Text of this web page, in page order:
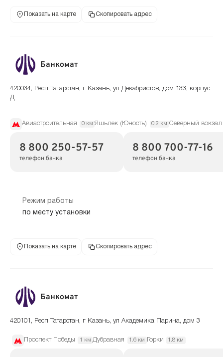
Показать на карте Скопировать адрес
Банкомат
420034, Респ Татарстан, г Казань, ул Декабристов, дом 133, корпус
Д
Авиастроительная 0 км Яшьлек (Юность) 0.2 км Северный вокзал
8 800 250-57-57
телефон банка
8 800 700-77-16
телефон банка
Режим работы
по месту установки
Показать на карте Скопировать адрес
Банкомат
420101, Респ Татарстан, г Казань, ул Академика Парина, дом 3
Проспект Победы 1 км Дубравная 1.6 км Горки 1.8 км